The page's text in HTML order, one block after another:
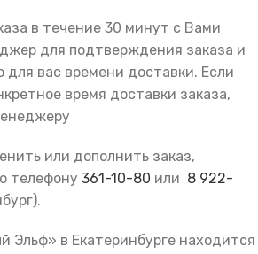
в течение 30 минут с Вами
для подтверждения заказа и
для вас времени доставки. Если
время доставки заказа,
или дополнить заказ,
телефону 361-10-80 или 8 922-
Эльф» в Екатеринбурге находится